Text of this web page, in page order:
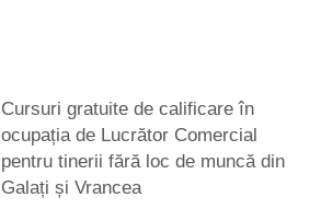
Cursuri gratuite de calificare în
ocupația de Lucrător Comercial
pentru tinerii fără loc de muncă din
Galați și Vrancea